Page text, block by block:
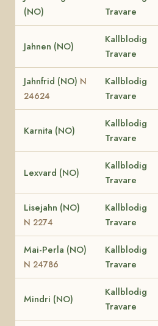
(NO)
Travare
Jahnen (NO)
Kallblodig
Travare
Jahnfrid (NO) N
24624
Kallblodig
Travare
Karnita (NO)
Kallblodig
Travare
Lexvard (NO)
Kallblodig
Travare
Lisejahn (NO)
N 2274
Kallblodig
Travare
Mai-Perla (NO)
N 24786
Kallblodig
Travare
Mindri (NO)
Kallblodig
Travare